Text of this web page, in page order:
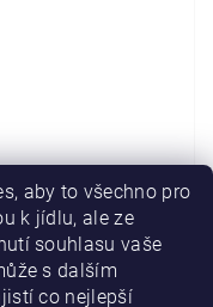
Zobrazit další hodnocení
aby to všechno pro
k jídlu, ale ze
souhlasu vaše
s dalším
co nejlepší